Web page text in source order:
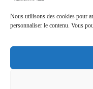
Nous utilisons des cookies pour
personnaliser le contenu. Vous
J'accepte laPolitique de